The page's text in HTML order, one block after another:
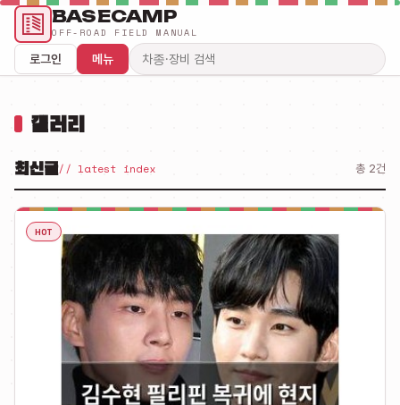
BASECAMP
OFF-ROAD FIELD MANUAL
검색어
로그인 메뉴
갤러리
최신글// latest index 총 2건
HOT